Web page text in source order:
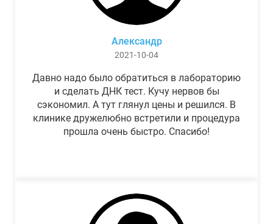
Александр
2021-10-04
Давно надо было обратиться в лабораторию
и сделать ДНК тест. Кучу нервов бы
сэкономил. А тут глянул цены и решился. В
клинике дружелюбно встретили и процедура
прошла очень быстро. Спасибо!